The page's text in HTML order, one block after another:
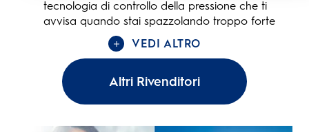
tecnologia di controllo della pressione che ti
avvisa quando stai spazzolando troppo forte
VEDI ALTRO
Altri Rivenditori